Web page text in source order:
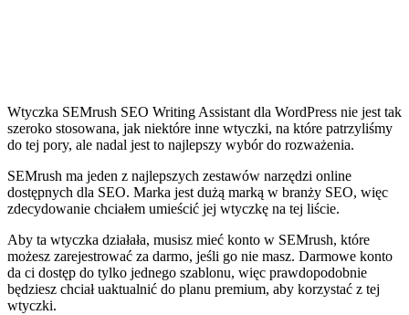
Wtyczka SEMrush SEO Writing Assistant dla WordPress nie jest tak
szeroko stosowana, jak niektóre inne wtyczki, na które patrzyliśmy
do tej pory, ale nadal jest to najlepszy wybór do rozważenia.
SEMrush ma jeden z najlepszych zestawów narzędzi online
dostępnych dla SEO. Marka jest dużą marką w branży SEO, więc
zdecydowanie chciałem umieścić jej wtyczkę na tej liście.
Aby ta wtyczka działała, musisz mieć konto w SEMrush, które
możesz zarejestrować za darmo, jeśli go nie masz. Darmowe konto
da ci dostęp do tylko jednego szablonu, więc prawdopodobnie
będziesz chciał uaktualnić do planu premium, aby korzystać z tej
wtyczki.